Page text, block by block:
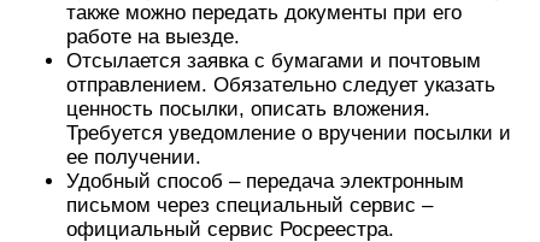
также можно передать документы при его
работе на выезде.
Отсылается заявка с бумагами и почтовым
отправлением. Обязательно следует указать
ценность посылки, описать вложения.
Требуется уведомление о вручении посылки и
ее получении.
Удобный способ – передача электронным
письмом через специальный сервис –
официальный сервис Росреестра.